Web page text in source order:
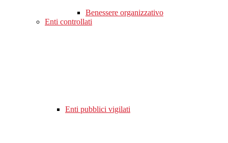
Benessere organizzativo
Enti controllati
Enti pubblici vigilati